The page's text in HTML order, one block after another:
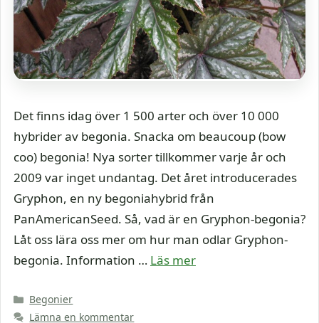
Det finns idag över 1 500 arter och över 10 000
hybrider av begonia. Snacka om beaucoup (bow
coo) begonia! Nya sorter tillkommer varje år och
2009 var inget undantag. Det året introducerades
Gryphon, en ny begoniahybrid från
PanAmericanSeed. Så, vad är en Gryphon-begonia?
Låt oss lära oss mer om hur man odlar Gryphon-
begonia. Information … Läs mer
Kategorier
Begonier
Lämna en kommentar